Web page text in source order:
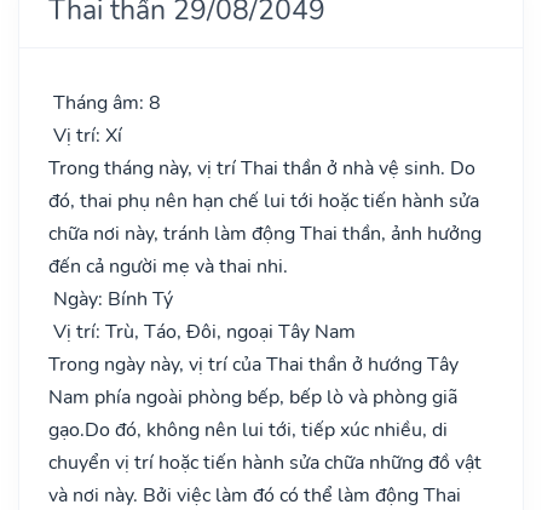
Thai thần 29/08/2049
Tháng âm: 8
Vị trí: Xí
Trong tháng này, vị trí Thai thần ở nhà vệ sinh. Do
đó, thai phụ nên hạn chế lui tới hoặc tiến hành sửa
chữa nơi này, tránh làm động Thai thần, ảnh hưởng
đến cả người mẹ và thai nhi.
Ngày: Bính Tý
Vị trí: Trù, Táo, Đôi, ngoại Tây Nam
Trong ngày này, vị trí của Thai thần ở hướng Tây
Nam phía ngoài phòng bếp, bếp lò và phòng giã
gạo.Do đó, không nên lui tới, tiếp xúc nhiều, di
chuyển vị trí hoặc tiến hành sửa chữa những đồ vật
và nơi này. Bởi việc làm đó có thể làm động Thai